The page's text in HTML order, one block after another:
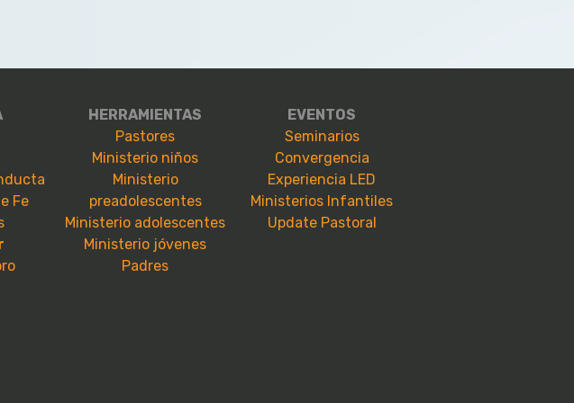
Fe
HERRAMIENTAS
Pastores
Ministerio niños
Ministerio
preadolescentes
Ministerio adolescentes
Ministerio jóvenes
Padres
EVENTOS
Seminarios
Convergencia
Experiencia LED
Ministerios Infantiles
Update Pastoral